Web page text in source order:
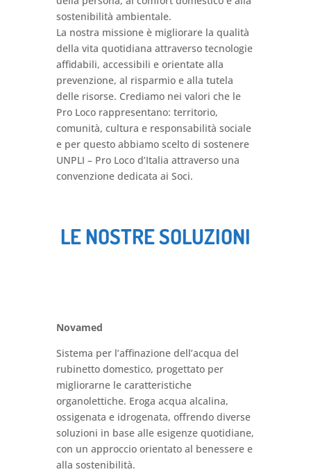
sostenibilità ambientale.
La nostra missione è migliorare la qualità
della vita quotidiana attraverso tecnologie
affidabili, accessibili e orientate alla
prevenzione, al risparmio e alla tutela
delle risorse. Crediamo nei valori che le
Pro Loco rappresentano: territorio,
comunità, cultura e responsabilità sociale
e per questo abbiamo scelto di sostenere
UNPLI – Pro Loco d’Italia attraverso una
convenzione dedicata ai Soci.
LE NOSTRE SOLUZIONI
Novamed
Sistema per l’affinazione dell’acqua del
rubinetto domestico, progettato per
migliorarne le caratteristiche
organolettiche. Eroga acqua alcalina,
ossigenata e idrogenata, offrendo diverse
soluzioni in base alle esigenze quotidiane,
con un approccio orientato al benessere e
alla sostenibilità.